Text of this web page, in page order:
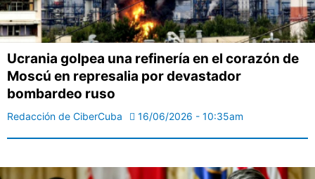
Ucrania golpea una refinería en el corazón de
Moscú en represalia por devastador
bombardeo ruso
Redacción de CiberCuba 16/06/2026 - 10:35am